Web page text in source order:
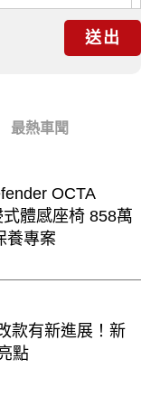
送出
最熱車聞
OCTA
體感座椅 858萬
養專案
款有新進展！新
點